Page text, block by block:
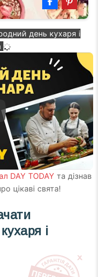
день кухаря і
DAY TODAY та дізнав
цікаві свята!
і